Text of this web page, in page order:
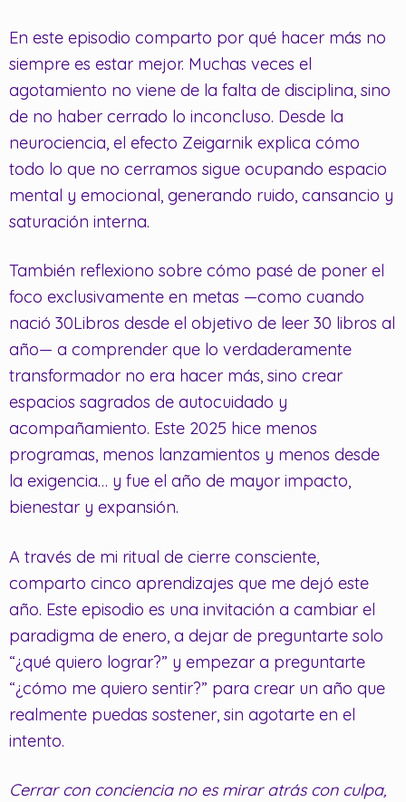
En este episodio comparto por qué hacer más no
siempre es estar mejor. Muchas veces el
agotamiento no viene de la falta de disciplina, sino
de no haber cerrado lo inconcluso. Desde la
neurociencia, el efecto Zeigarnik explica cómo
todo lo que no cerramos sigue ocupando espacio
mental y emocional, generando ruido, cansancio y
saturación interna.
También reflexiono sobre cómo pasé de poner el
foco exclusivamente en metas —como cuando
nació 30Libros desde el objetivo de leer 30 libros al
año— a comprender que lo verdaderamente
transformador no era hacer más, sino crear
espacios sagrados de autocuidado y
acompañamiento. Este 2025 hice menos
programas, menos lanzamientos y menos desde
la exigencia… y fue el año de mayor impacto,
bienestar y expansión.
A través de mi ritual de cierre consciente,
comparto cinco aprendizajes que me dejó este
año. Este episodio es una invitación a cambiar el
paradigma de enero, a dejar de preguntarte solo
“¿qué quiero lograr?” y empezar a preguntarte
“¿cómo me quiero sentir?” para crear un año que
realmente puedas sostener, sin agotarte en el
intento.
Cerrar con conciencia no es mirar atrás con culpa,